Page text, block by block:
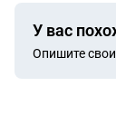
У вас
Опишите